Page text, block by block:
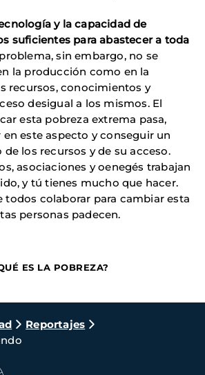
y la capacidad de
suficientes para abastecer a toda
sin embargo, no se
la producción como en la
recursos, conocimientos y
desigual a los mismos. El
esta pobreza extrema pasa,
en este aspecto y conseguir un
los recursos y de su acceso.
asociaciones y oenegés trabajan
y tú tienes mucho que hacer.
todos colaborar para cambiar esta
personas padecen.
ES LA POBREZA?
Reportajes